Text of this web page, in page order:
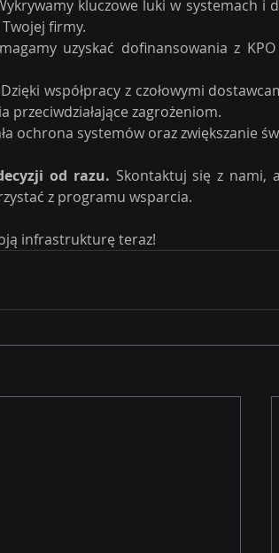
kluczowe luki w systemach i
firmy.
uzyskać dofinansowania z
współpracy z czołowymi
przeciwdziałające zagrożeniom.
ochrona systemów oraz zwiększanie
od razu. Skontaktuj się z nami,
z programu wsparcia.
infrastrukturę teraz!